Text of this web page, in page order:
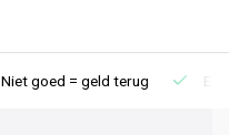
Niet goed = geld terug